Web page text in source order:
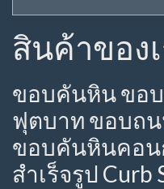
สินค้าของ
ขอบคันหิน ขอบ
ฟุตบาท ขอบถ
ขอบคันหินคอน
สำเร็จรูป Curb